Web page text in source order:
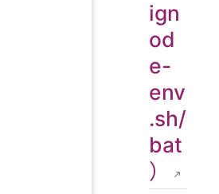
ign
od
e-
env
.sh/
bat
）